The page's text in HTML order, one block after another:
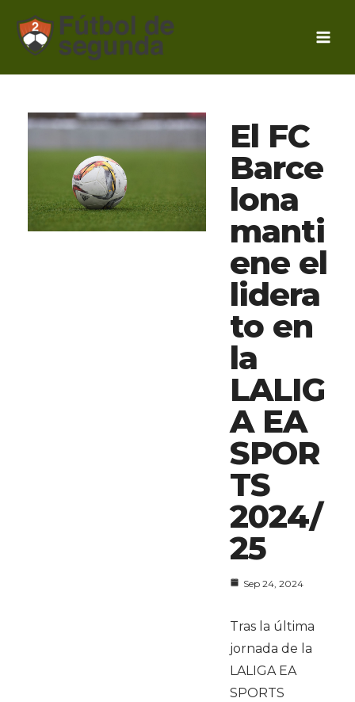
contenido
El FC
Barce
lona
manti
ene el
lidera
to en
la
LALIG
A EA
SPOR
TS
2024/
25
Sep 24, 2024
Tras la última
jornada de la
LALIGA EA
SPORTS